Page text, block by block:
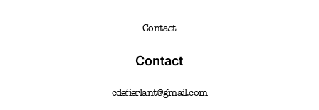
Contact
Contact
cdefierlant@gmail.com